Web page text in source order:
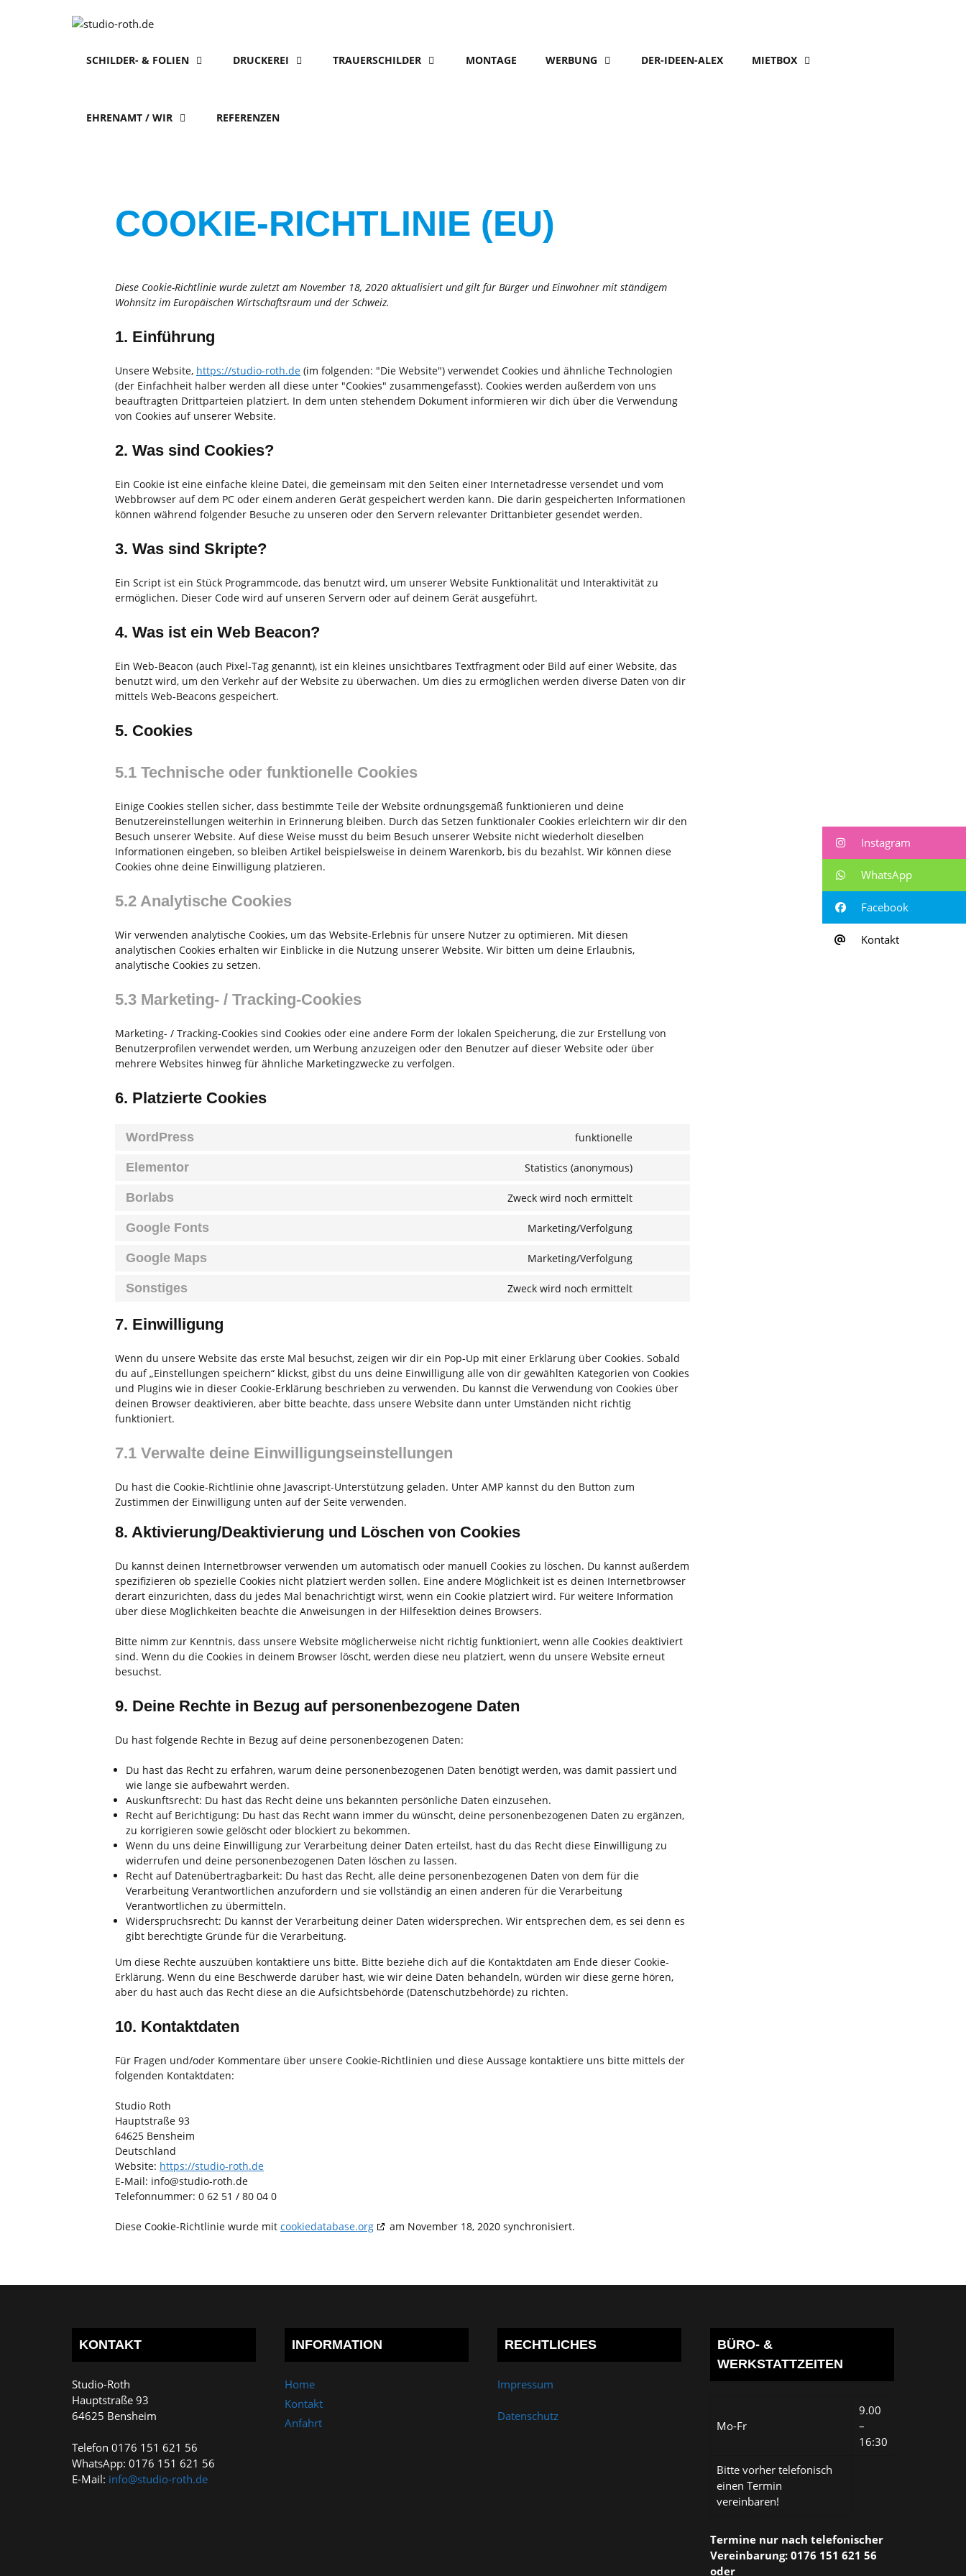
SCHILDER- & FOLIEN DRUCKEREI TRAUERSCHILDER MONTAGE WERBUNG DER-IDEEN-ALEX MIETBOX
EHRENAMT / WIR REFERENZEN
COOKIE-RICHTLINIE (EU)
Diese Cookie-Richtlinie wurde zuletzt am November 18, 2020 aktualisiert und gilt für Bürger und Einwohner mit ständigem
Wohnsitz im Europäischen Wirtschaftsraum und der Schweiz.
1. Einführung
Unsere Website, https://studio-roth.de (im folgenden: "Die Website") verwendet Cookies und ähnliche Technologien
(der Einfachheit halber werden all diese unter "Cookies" zusammengefasst). Cookies werden außerdem von uns
beauftragten Drittparteien platziert. In dem unten stehendem Dokument informieren wir dich über die Verwendung
von Cookies auf unserer Website.
2. Was sind Cookies?
Ein Cookie ist eine einfache kleine Datei, die gemeinsam mit den Seiten einer Internetadresse versendet und vom
Webbrowser auf dem PC oder einem anderen Gerät gespeichert werden kann. Die darin gespeicherten Informationen
können während folgender Besuche zu unseren oder den Servern relevanter Drittanbieter gesendet werden.
3. Was sind Skripte?
Ein Script ist ein Stück Programmcode, das benutzt wird, um unserer Website Funktionalität und Interaktivität zu
ermöglichen. Dieser Code wird auf unseren Servern oder auf deinem Gerät ausgeführt.
4. Was ist ein Web Beacon?
Ein Web-Beacon (auch Pixel-Tag genannt), ist ein kleines unsichtbares Textfragment oder Bild auf einer Website, das
benutzt wird, um den Verkehr auf der Website zu überwachen. Um dies zu ermöglichen werden diverse Daten von dir
mittels Web-Beacons gespeichert.
5. Cookies
5.1 Technische oder funktionelle Cookies
Einige Cookies stellen sicher, dass bestimmte Teile der Website ordnungsgemäß funktionieren und deine
Benutzereinstellungen weiterhin in Erinnerung bleiben. Durch das Setzen funktionaler Cookies erleichtern wir dir den
Besuch unserer Website. Auf diese Weise musst du beim Besuch unserer Website nicht wiederholt dieselben
Informationen eingeben, so bleiben Artikel beispielsweise in deinem Warenkorb, bis du bezahlst. Wir können diese
Cookies ohne deine Einwilligung platzieren.
5.2 Analytische Cookies
Wir verwenden analytische Cookies, um das Website-Erlebnis für unsere Nutzer zu optimieren. Mit diesen
analytischen Cookies erhalten wir Einblicke in die Nutzung unserer Website. Wir bitten um deine Erlaubnis,
analytische Cookies zu setzen.
5.3 Marketing- / Tracking-Cookies
Marketing- / Tracking-Cookies sind Cookies oder eine andere Form der lokalen Speicherung, die zur Erstellung von
Benutzerprofilen verwendet werden, um Werbung anzuzeigen oder den Benutzer auf dieser Website oder über
mehrere Websites hinweg für ähnliche Marketingzwecke zu verfolgen.
6. Platzierte Cookies
WordPress funktionelle
Elementor Statistics (anonymous)
Borlabs Zweck wird noch ermittelt
Google Fonts Marketing/Verfolgung
Google Maps Marketing/Verfolgung
Sonstiges Zweck wird noch ermittelt
7. Einwilligung
Wenn du unsere Website das erste Mal besuchst, zeigen wir dir ein Pop-Up mit einer Erklärung über Cookies. Sobald
du auf „Einstellungen speichern“ klickst, gibst du uns deine Einwilligung alle von dir gewählten Kategorien von Cookies
und Plugins wie in dieser Cookie-Erklärung beschrieben zu verwenden. Du kannst die Verwendung von Cookies über
deinen Browser deaktivieren, aber bitte beachte, dass unsere Website dann unter Umständen nicht richtig
funktioniert.
7.1 Verwalte deine Einwilligungseinstellungen
Du hast die Cookie-Richtlinie ohne Javascript-Unterstützung geladen. Unter AMP kannst du den Button zum
Zustimmen der Einwilligung unten auf der Seite verwenden.
8. Aktivierung/Deaktivierung und Löschen von Cookies
Du kannst deinen Internetbrowser verwenden um automatisch oder manuell Cookies zu löschen. Du kannst außerdem
spezifizieren ob spezielle Cookies nicht platziert werden sollen. Eine andere Möglichkeit ist es deinen Internetbrowser
derart einzurichten, dass du jedes Mal benachrichtigt wirst, wenn ein Cookie platziert wird. Für weitere Information
über diese Möglichkeiten beachte die Anweisungen in der Hilfesektion deines Browsers.
Bitte nimm zur Kenntnis, dass unsere Website möglicherweise nicht richtig funktioniert, wenn alle Cookies deaktiviert
sind. Wenn du die Cookies in deinem Browser löscht, werden diese neu platziert, wenn du unsere Website erneut
besuchst.
9. Deine Rechte in Bezug auf personenbezogene Daten
Du hast folgende Rechte in Bezug auf deine personenbezogenen Daten:
Du hast das Recht zu erfahren, warum deine personenbezogenen Daten benötigt werden, was damit passiert und
wie lange sie aufbewahrt werden.
Auskunftsrecht: Du hast das Recht deine uns bekannten persönliche Daten einzusehen.
Recht auf Berichtigung: Du hast das Recht wann immer du wünscht, deine personenbezogenen Daten zu ergänzen,
zu korrigieren sowie gelöscht oder blockiert zu bekommen.
Wenn du uns deine Einwilligung zur Verarbeitung deiner Daten erteilst, hast du das Recht diese Einwilligung zu
widerrufen und deine personenbezogenen Daten löschen zu lassen.
Recht auf Datenübertragbarkeit: Du hast das Recht, alle deine personenbezogenen Daten von dem für die
Verarbeitung Verantwortlichen anzufordern und sie vollständig an einen anderen für die Verarbeitung
Verantwortlichen zu übermitteln.
Widerspruchsrecht: Du kannst der Verarbeitung deiner Daten widersprechen. Wir entsprechen dem, es sei denn es
gibt berechtigte Gründe für die Verarbeitung.
Um diese Rechte auszuüben kontaktiere uns bitte. Bitte beziehe dich auf die Kontaktdaten am Ende dieser Cookie-
Erklärung. Wenn du eine Beschwerde darüber hast, wie wir deine Daten behandeln, würden wir diese gerne hören,
aber du hast auch das Recht diese an die Aufsichtsbehörde (Datenschutzbehörde) zu richten.
10. Kontaktdaten
Für Fragen und/oder Kommentare über unsere Cookie-Richtlinien und diese Aussage kontaktiere uns bitte mittels der
folgenden Kontaktdaten:
Studio Roth
Hauptstraße 93
64625 Bensheim
Deutschland
Website: https://studio-roth.de
E-Mail: info@studio-roth.de
Telefonnummer: 0 62 51 / 80 04 0
Diese Cookie-Richtlinie wurde mit cookiedatabase.org am November 18, 2020 synchronisiert.
KONTAKT
Studio-Roth
Hauptstraße 93
64625 Bensheim
Telefon 0176 151 621 56
WhatsApp: 0176 151 621 56
E-Mail: info@studio-roth.de
INFORMATION
Home
Kontakt
Anfahrt
RECHTLICHES
Impressum
Datenschutz
BÜRO- &
WERKSTATTZEITEN
Mo-Fr
9.00
–
16:30
Bitte vorher telefonisch
einen Termin
vereinbaren!
Termine nur nach telefonischer
Vereinbarung: 0176 151 621 56
oder
Instagram
WhatsApp
Facebook
Kontakt